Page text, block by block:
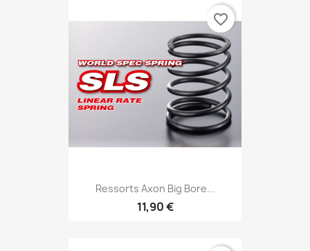
Ressorts Axon Big Bore...
11,90 €
favorite_border